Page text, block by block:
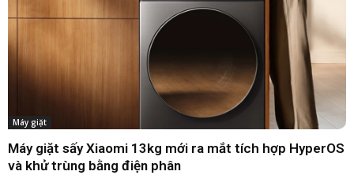
Máy giặt
Máy giặt sấy Xiaomi 13kg mới ra mắt tích hợp HyperOS
và khử trùng bằng điện phân